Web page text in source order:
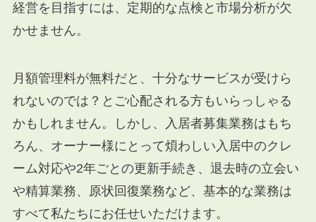
経営を目指すには、定期的な点検と市場分析が欠
かせません。
月額管理料が無料だと、十分なサービスが受けら
れないのでは？とご心配される方もいらっしゃる
かもしれません。しかし、入居者募集業務はもち
ろん、オーナー様にとって煩わしい入居中のクレ
ーム対応や2年ごとの更新手続き、退去時の立会い
や精算業務、原状回復業務など、基本的な業務は
すべて私たちにお任せいただけます。